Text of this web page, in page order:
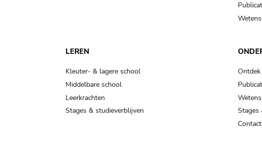
LEREN
Kleuter- & lagere school
Middelbare school
Leerkrachten
Stages & studieverblijven
Stages